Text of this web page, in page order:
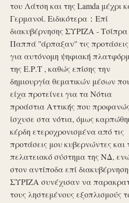
του Λάτση και της Lamda μέχρι
Γερμανοί. Ειδικότερα：Επί
διακυβέρνησης ΣΥΡΙΖΑ - Τσίπρα
Παππά ''άρπαξαν'' τις
για αυτόνομη ψηφιακή
της Ε.Ρ.Τ , καθώς επίσης την
δημιουργία θεματικών μέσων
είχα προτείνει για τα Νότια
προάστια Αττικής που
ίσχυσε στα νότια, όμως
κέρδη ετεροχρονισμένα από τις
προτάσεις μου κυβερνώντες και
πελατειακό σύστημα της ΝΔ,
στον αντίποδα επί
ΣΥΡΙΖΑ συνέχισαν να
τους ληστεμένους εξοπλισμούς